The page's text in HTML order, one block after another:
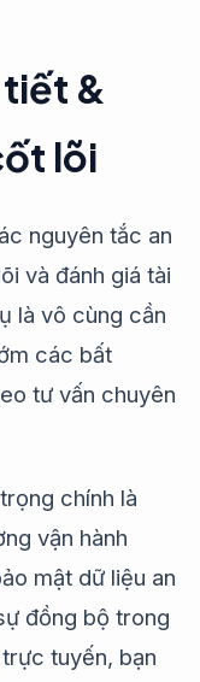
&
lõi
nguyên tắc an
và đánh giá tài
là vô cùng cần
các bất
tư vấn chuyên
chính là
vận hành
mật dữ liệu an
đồng bộ trong
tuyến, bạn